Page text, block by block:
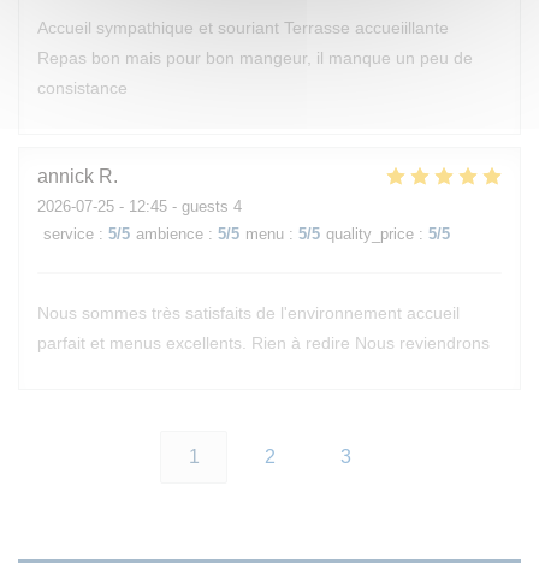
Accueil sympathique et souriant Terrasse accueiillante
Repas bon mais pour bon mangeur, il manque un peu de
consistance
annick R
2026-07-25 - 12:45 - guests 4
service : 5/5 ambience : 5/5 menu : 5/5 quality_price : 5/5
Nous sommes très satisfaits de l'environnement accueil
parfait et menus excellents. Rien à redire Nous reviendrons
1 2 3